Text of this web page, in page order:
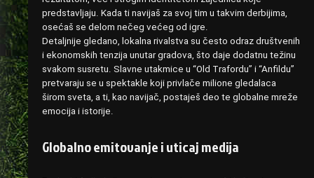
predstavljaju. Kada ti navijaš za svoj tim u takvim derbijima,
osećaš se delom nečeg većeg od igre.
Detaljnije gledano, lokalna rivalstva su često odraz društvenih
i ekonomskih tenzija unutar gradova, što daje dodatnu težinu
svakom susretu. Slavne utakmice u “Old Trafordu” i “Anfildu”
pretvaraju se u spektakle koji privlače milione gledalaca
širom sveta, a ti, kao navijač, postaješ deo te globalne mreže
emocija i istorije.
Globalno emitovanje i uticaj medija